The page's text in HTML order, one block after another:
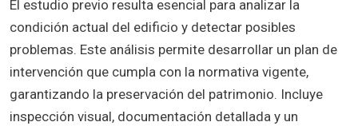
El estudio previo resulta esencial para analizar la
condición actual del edificio y detectar posibles
problemas. Este análisis permite desarrollar un plan de
intervención que cumpla con la normativa vigente,
garantizando la preservación del patrimonio. Incluye
inspección visual, documentación detallada y un